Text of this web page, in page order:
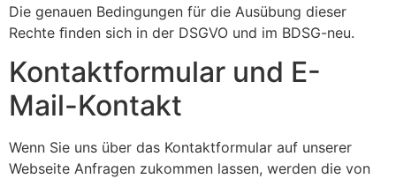
Die genauen Bedingungen für die Ausübung dieser
Rechte ﬁnden sich in der DSGVO und im BDSG-neu.
Kontaktformular und E-
Mail-Kontakt
Wenn Sie uns über das Kontaktformular auf unserer
Webseite Anfragen zukommen lassen, werden die von